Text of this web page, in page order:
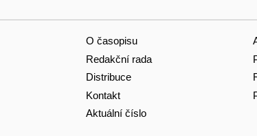
O časopisu
Redakční rada
Distribuce
Kontakt
Aktuální číslo